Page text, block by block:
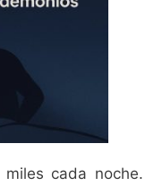
cada noche.